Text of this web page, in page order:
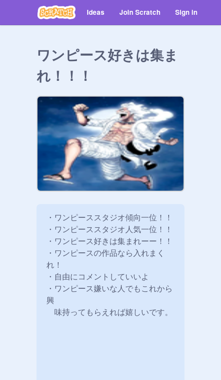
Ideas Join Scratch Sign in
ワンピース好きは集ま
れ！！！
・ワンピーススタジオ傾向一位！！
・ワンピーススタジオ人気一位！！
・ワンピース好きは集まれーー！！
・ワンピースの作品なら入れまく
れ！
・自由にコメントしていいよ
・ワンピース嫌いな人でもこれから
興